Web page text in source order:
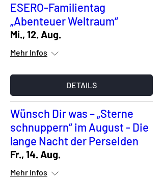
ESERO-Familientag
„Abenteuer Weltraum“
Mi., 12. Aug.
Mehr Infos
DETAILS
Wünsch Dir was – „Sterne
schnuppern“ im August - Die
lange Nacht der Perseiden
Fr., 14. Aug.
Mehr Infos